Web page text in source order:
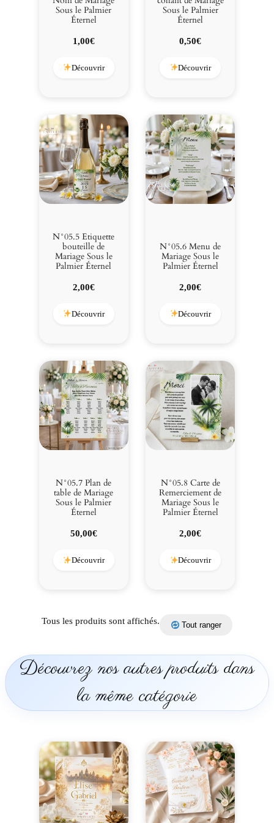
Sous le Palmier
Éternel
1,00€
Découvrir
Sous le Palmier
Éternel
0,50€
Découvrir
N°05.5 Etiquette
bouteille de
Mariage Sous le
Palmier Éternel
2,00€
Découvrir
N°05.6 Menu de
Mariage Sous le
Palmier Éternel
2,00€
Découvrir
N°05.7 Plan de
table de Mariage
Sous le Palmier
Éternel
50,00€
Découvrir
N°05.8 Carte de
Remerciement de
Mariage Sous le
Palmier Éternel
2,00€
Découvrir
Tous les produits sont affichés. Tout ranger
Découvrez nos autres produits dans
la même catégorie